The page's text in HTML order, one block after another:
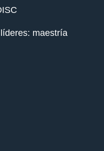
maestría